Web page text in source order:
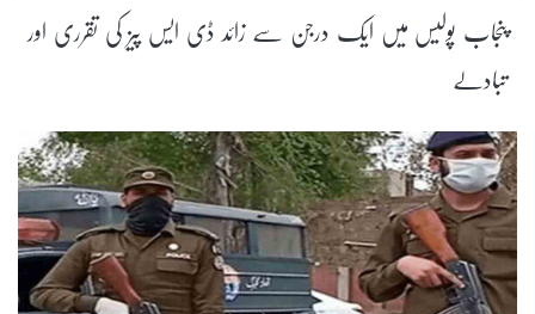
پنجاب پولیس میں ایک درجن سے زائد ڈی ایس پیز کی تقرری اور
تبادلے